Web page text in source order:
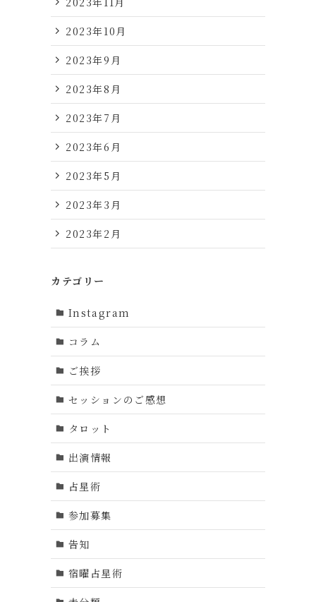
2023年10月
2023年9月
2023年8月
2023年7月
2023年6月
2023年5月
2023年3月
2023年2月
カテゴリー
Instagram
コラム
ご挨拶
セッションのご感想
タロット
出演情報
占星術
参加募集
告知
宿曜占星術